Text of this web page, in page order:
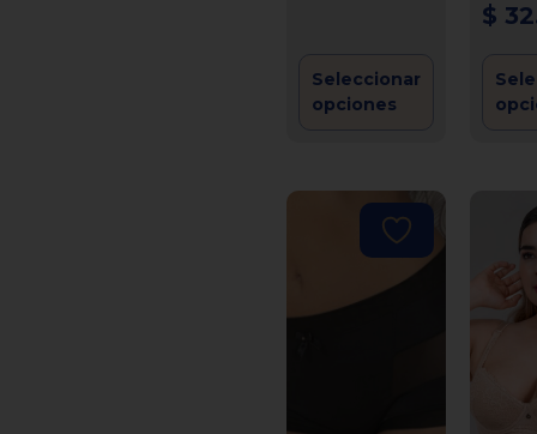
Seleccionar
opciones
$